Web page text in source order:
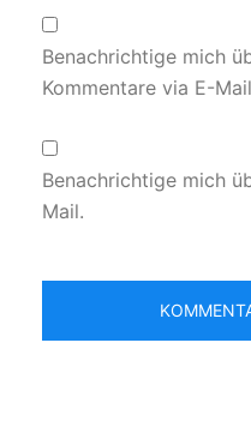
Benachrichtige mich
Kommentare via E-
Benachrichtige mich
Mail.